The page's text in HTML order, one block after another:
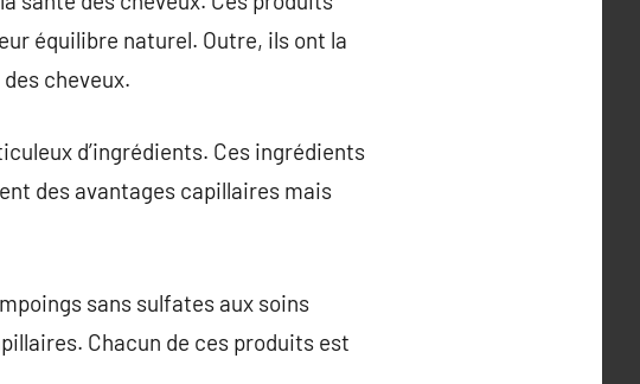
équilibre naturel. Outre, ils ont la
cheveux.
d’ingrédients. Ces ingrédients
des avantages capillaires mais
sans sulfates aux soins
Chacun de ces produits est